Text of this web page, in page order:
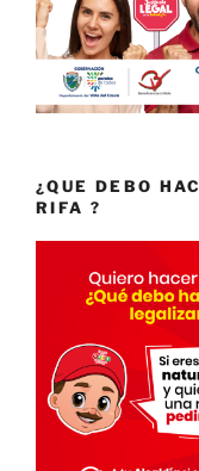
¿QUE DEBO
RIFA ?